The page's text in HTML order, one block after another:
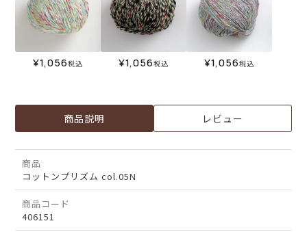
¥1,056税込 ¥1,056税込 ¥1,056税込
商品説明 レビュー
商品
コットンプリズム col.05N
商品コード
406151